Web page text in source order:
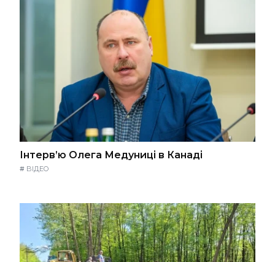
Інтерв’ю Олега Медуниці в Канаді
# ВІДЕО